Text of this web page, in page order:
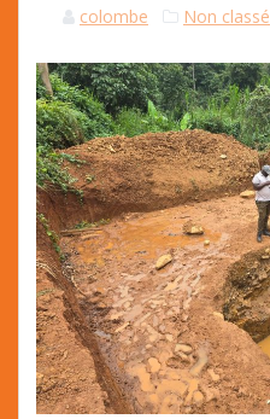
colombe Non classé